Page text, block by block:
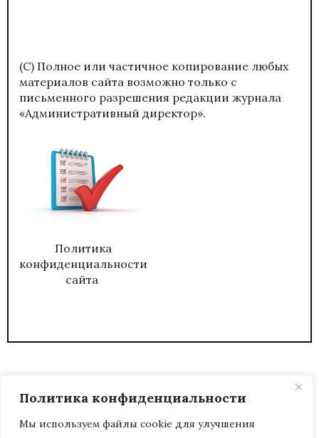
Политика конфиденциальности
Мы используем файлы cookie для улучшения
(С) Полное или частичное копирование любых
материалов сайта возможно только с
письменного разрешения редакции журнала
«Административный директор».
Политика
конфиденциальности
сайта